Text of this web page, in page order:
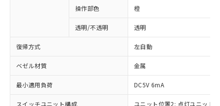
操作部色 橙
透明/不透明 透明
復帰方式 左自動
ベゼル材質 金属
最小適用負荷 DC5V 6mA
スイッチユニット構成
ユニット位置2: 点灯ユニット